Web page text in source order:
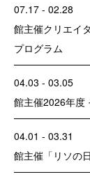
07.17 - 02.28
館主催クリエイ
プログラム
04.03 - 03.05
館主催2026年度
04.01 - 03.31
館主催 「リソの